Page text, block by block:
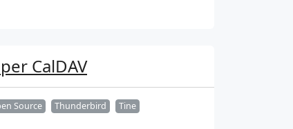
CalDAV
Source Thunderbird Tine